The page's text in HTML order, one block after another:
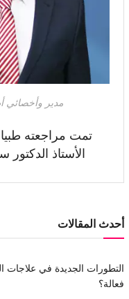
مدير وأخصائي
الأستاذ
أحدث المقالات
التطورات الجديدة في علاجات
فعالة؟